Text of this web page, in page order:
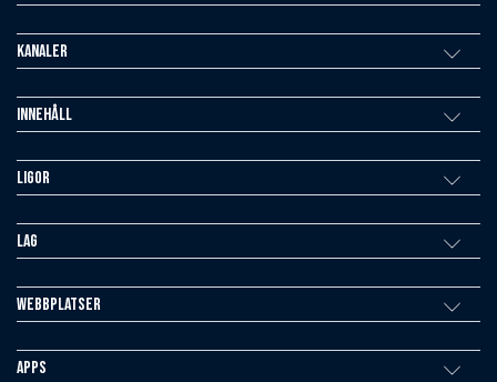
Kanaler
Innehåll
Ligor
Lag
Webbplatser
Apps